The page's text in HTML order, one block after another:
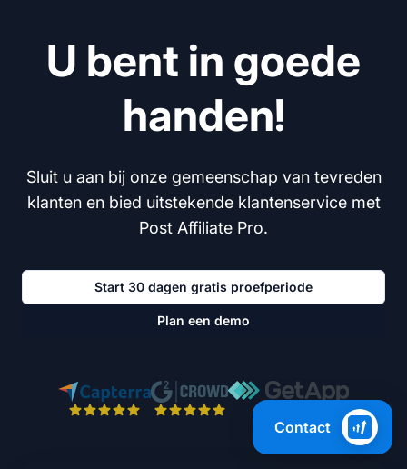
U bent in goede
handen!
Sluit u aan bij onze gemeenschap van tevreden
klanten en bied uitstekende klantenservice met
Post Affiliate Pro.
Start 30 dagen gratis proefperiode
Plan een demo
Contact